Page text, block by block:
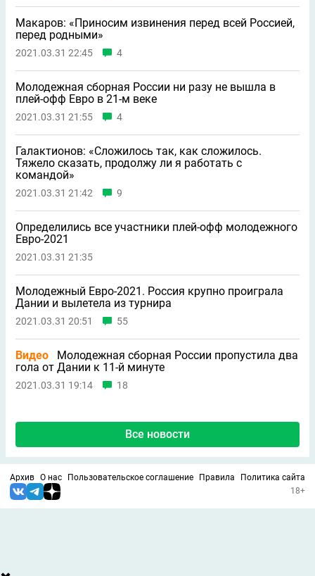
Макаров: «Приносим извинения перед всей Россией,
перед родными»
2021.03.31 22:45 4
Молодежная сборная России ни разу не вышла в
плей-офф Евро в 21-м веке
2021.03.31 21:55 4
Галактионов: «Сложилось так, как сложилось.
Тяжело сказать, продолжу ли я работать с
командой»
2021.03.31 21:42 9
Определились все участники плей-офф молодежного
Евро-2021
2021.03.31 21:35
Молодежный Евро-2021. Россия крупно проиграла
Дании и вылетела из турнира
2021.03.31 20:51 55
Видео
Молодежная сборная России пропустила два
гола от Дании к 11-й минуте
2021.03.31 19:14 18
Все новости
Архив О нас Пользовательское соглашение Правила
Политика сайта
18+